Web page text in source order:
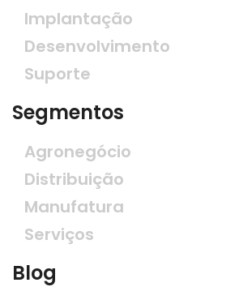
Implantação
Desenvolvimento
Suporte
Segmentos
Agronegócio
Distribuição
Manufatura
Serviços
Blog